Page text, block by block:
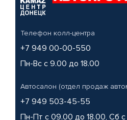
Телефон колл-центра
+7 949 00-00-550
Пн-Вс с 9.00 до 18.00
Автосалон (отдел продаж
+7 949 503-45-55
Пн-Пт с 09.00 до 18.00, Сб